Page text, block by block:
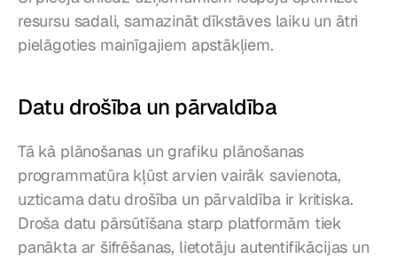
resursu sadali, samazināt dīkstāves laiku un ātri
pielāgoties mainīgajiem apstākļiem.
Datu drošība un pārvaldība
Tā kā plānošanas un grafiku plānošanas
programmatūra kļūst arvien vairāk savienota,
uzticama datu drošība un pārvaldība ir kritiska.
Droša datu pārsūtīšana starp platformām tiek
panākta ar šifrēšanas, lietotāju autentifikācijas un